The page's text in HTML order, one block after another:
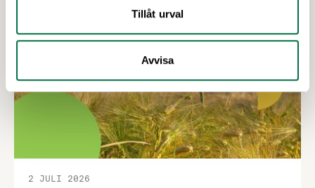
Tillåt urval
Avvisa
2 JULI 2026